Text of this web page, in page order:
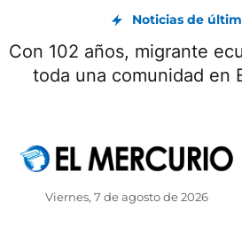
Noticias de
Con 102 años, migrante
toda una comunidad en
Viernes, 7 de agosto de 2026